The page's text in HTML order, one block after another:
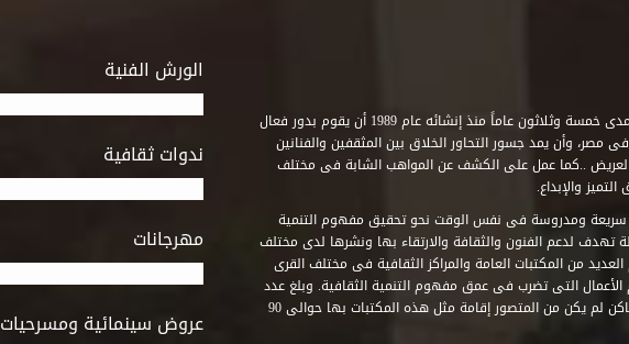
الورش الفنية
ندوات ثقافية
مهرجانات
عروض سينمائية ومسرحيات
استطاع صندوق التنمية الثقافية على مدى خمسة وثلاثون عاماً منذ إنشائه عام 1989 أن يقوم بدور فعال
مصر، وأن يمد جسور التحاور الخلاق بين المثقفين والفنانين
..كما عمل على الكشف عن المواهب الشابة فى مختلف
والإبداع.
سريعة ومدروسة فى نفس الوقت نحو تحقيق مفهوم التنمية
تهدف لدعم الفنون والثقافة والارتقاء بها ونشرها لدى مختلف
من المكتبات العامة والمراكز الثقافية فى مختلف القرى
الأعمال التى تضرب فى عمق مفهوم التنمية الثقافية. وبلغ عدد
المكتبات التى أنشأها الصندوق فى أماكن لم يكن من المتصور إقامة مثل هذه المكتبات بها حوالى 90